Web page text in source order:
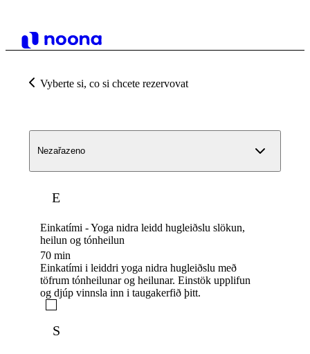
Vyberte si, co si chcete rezervovat
Nezařazeno
E
Einkatími - Yoga nidra leidd hugleiðslu slökun,
heilun og tónheilun
70 min
Einkatími i leiddri yoga nidra hugleiðslu með
töfrum tónheilunar og heilunar. Einstök upplifun
og djúp vinnsla inn i taugakerfið þitt.
S